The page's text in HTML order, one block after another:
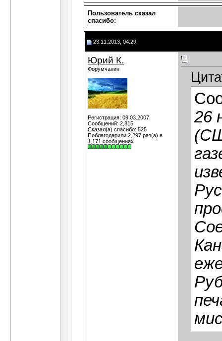
Пользователь сказал
cпасибо:
23.11.2013, 04:29
Юрий К.
Форумчанин
Регистрация: 09.03.2007
Сообщений: 2,815
Сказал(а) спасибо: 525
Поблагодарили 2,297 раз(а) в
1,171 сообщениях
26